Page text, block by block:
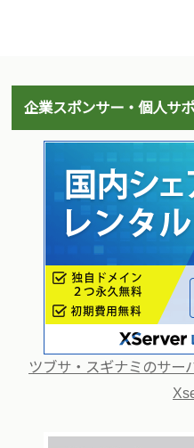
企業スポンサー・個人サ
ツブサ・スギナミのサー